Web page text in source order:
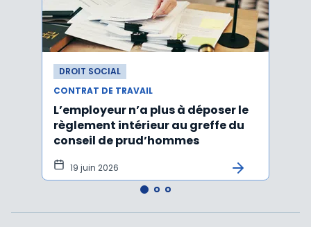
DROIT SOCIAL
CONTRAT DE TRAVAIL
L’employeur n’a plus à déposer le
règlement intérieur au greffe du
conseil de prud’hommes
19 juin 2026